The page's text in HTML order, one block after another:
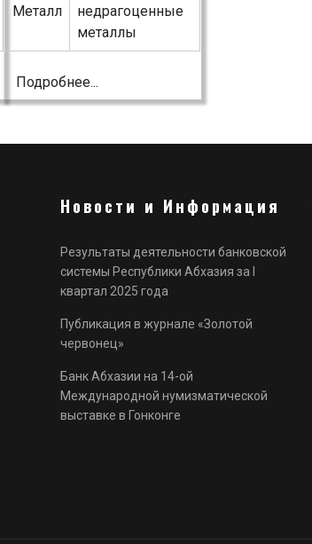
Металл
недрагоценные
металлы
Подробнее...
Новости и Информация
Результаты деятельности банковской
системы Республики Абхазия за I
квартал 2025 года
Публикация в журнале «Золотой
червонец»
Банк Абхазии на 14-ой
Международной нумизматической
выставке в Гонконге